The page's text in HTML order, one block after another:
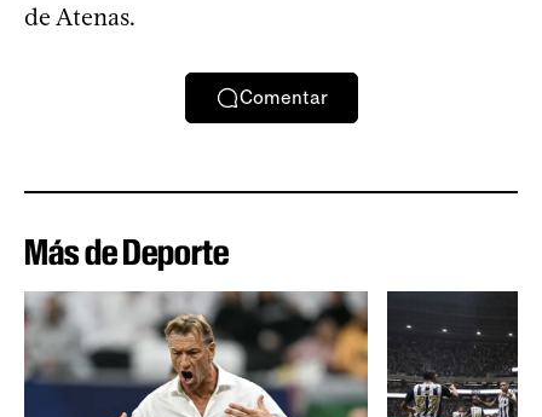
de Atenas.
Comentar
Más de Deporte